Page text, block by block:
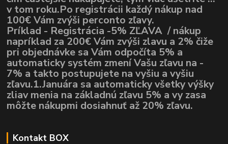
v tom roku.Po registrácii každý nákup nad
100€ Vám zvýši perconto zľavy.
Príklad - Registrácia -5% ZĽAVA / nákup
napríklad za 200€ Vám zvýši zlavu a 2% čiže
pri objednávke sa Vám odpočíta 5% a
automaticky systém zmení Vašu zľavu na -
7% a takto postupujete na vyšiu a vyšiu
zľavu.1.Januára sa automaticky všetky výšky
zliav menia na základnú zľavu 5% a vy zasa
môžte nákupmi dosiahnuť až 20% zľavu.
Kontakt BOX